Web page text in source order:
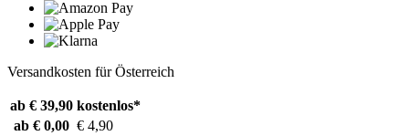
Versandkosten für Österreich
ab € 39,90 kostenlos*
ab € 0,00 € 4,90